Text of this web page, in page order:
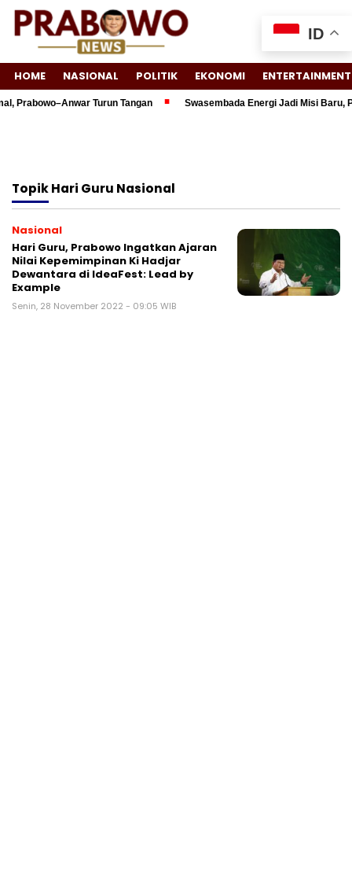
HOME NASIONAL POLITIK EKONOMI ENTERTAINMENT
Turun Tangan Swasembada Energi Jadi Misi Baru,
TopikHari Guru Nasional
Nasional
Hari Guru, Prabowo Ingatkan Ajaran
Nilai Kepemimpinan Ki Hadjar
Dewantara di IdeaFest: Lead by
Example
Senin, 28 November 2022 - 09:05 WIB
ID